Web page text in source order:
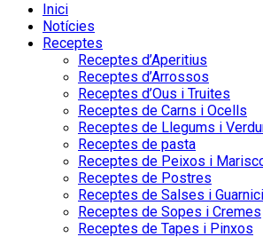
Inici
Notícies
Receptes
Receptes d’Aperitius
Receptes d’Arrossos
Receptes d’Ous i Truites
Receptes de Carns i Ocells
Receptes de Llegums i
Receptes de pasta
Receptes de Peixos i
Receptes de Postres
Receptes de Salses i
Receptes de Sopes i Cremes
Receptes de Tapes i Pinxos